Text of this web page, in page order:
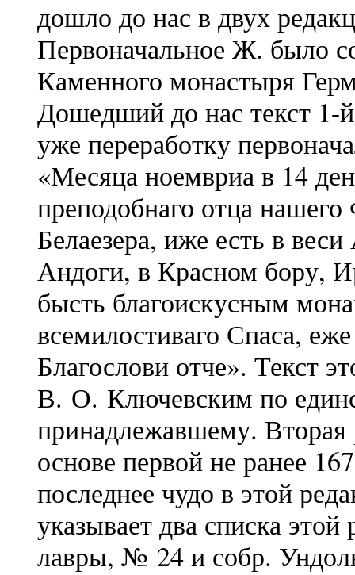
дошло до нас в двух
Первоначальное Ж. было
Каменного монастыря
Дошедший до нас текст 1-
уже переработку
«Месяца ноемвриа в 14
преподобнаго отца
Белаезера, иже есть в
Андоги, в Красном бору,
бысть благоискусным
всемилостиваго Спаса,
Благослови отче». Текст
В. О. Ключевским по
принадлежавшему. Вторая
основе первой не ранее
последнее чудо в этой
указывает два списка
лавры, № 24 и собр.